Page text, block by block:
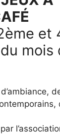
et
mois